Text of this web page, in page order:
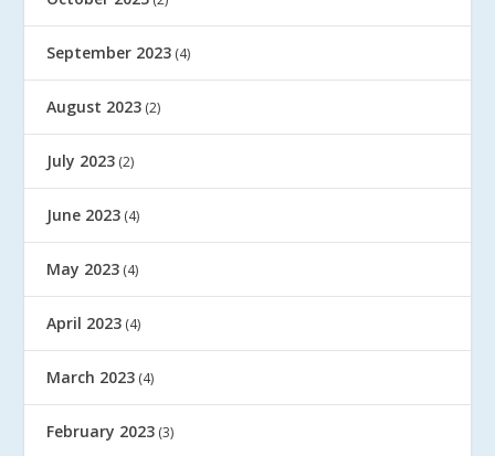
September 2023 (4)
August 2023 (2)
July 2023 (2)
June 2023 (4)
May 2023 (4)
April 2023 (4)
March 2023 (4)
February 2023 (3)